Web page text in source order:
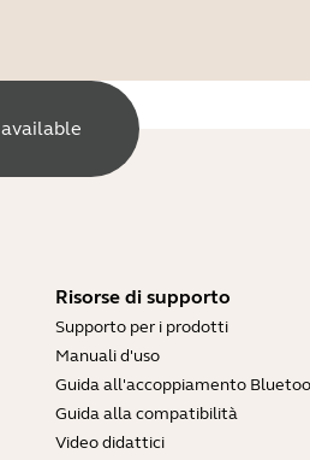
Risorse di supporto
Supporto per i prodotti
Manuali d'uso
Guida all'accoppiamento
Guida alla compatibilità
Video didattici